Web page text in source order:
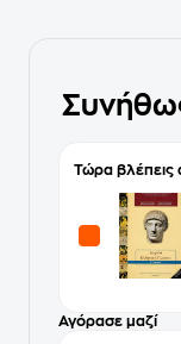
Τώρα βλέπεις
Αγόρασε μαζί